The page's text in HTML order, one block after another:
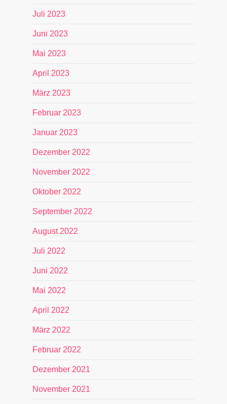
Juli 2023
Juni 2023
Mai 2023
April 2023
März 2023
Februar 2023
Januar 2023
Dezember 2022
November 2022
Oktober 2022
September 2022
August 2022
Juli 2022
Juni 2022
Mai 2022
April 2022
März 2022
Februar 2022
Dezember 2021
November 2021